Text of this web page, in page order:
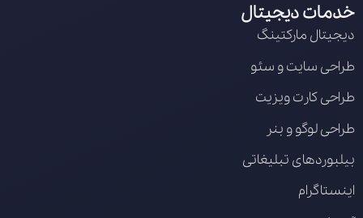
خدمات دیجیتال
دیجیتال مارکتینگ
طراحی سایت و سئو
طراحی کارت ویزیت
طراحی لوگو و بنر
بیلبوردهای تبلیغاتی
اینستاگرام